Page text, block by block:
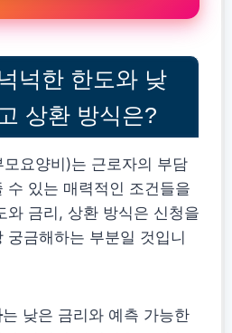
넉한 한도와 낮
상환 방식은?
요양비)는 근로자의 부담
수 있는 매력적인 조건들을
와 금리, 상환 방식은 신청을
궁금해하는 부분일 것입니
는 낮은 금리와 예측 가능한